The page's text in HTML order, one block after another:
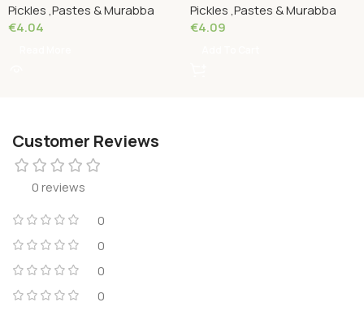
Pickles ,Pastes & Murabba
€4.04
Pickles ,Pastes & Murabba
€4.09
Customer Reviews
0 reviews
0
0
0
0